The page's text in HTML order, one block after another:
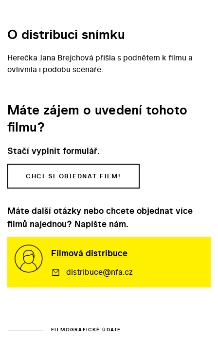
O distribuci snímku
Herečka Jana Brejchová přišla s podnětem k filmu a
ovlivnila i podobu scénáře.
Máte zájem o uvedení tohoto
filmu?
Stačí vyplnit formulář.
CHCI SI OBJEDNAT FILM!
Máte další otázky nebo chcete objednat více
filmů najednou? Napište nám.
Filmová distribuce
distribuce@nfa.cz
FILMOGRAFICKÉ ÚDAJE